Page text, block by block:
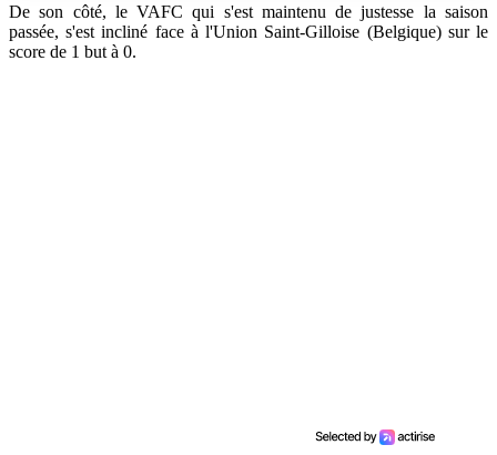
De son côté, le VAFC qui s'est maintenu de justesse la saison
passée, s'est incliné face à l'Union Saint-Gilloise (Belgique) sur le
score de 1 but à 0.